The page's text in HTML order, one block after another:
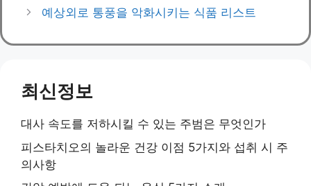
예상외로 통풍을 악화시키는 식품 리스트
최신정보
대사 속도를 저하시킬 수 있는 주범은 무엇인가
피스타치오의 놀라운 건강 이점 5가지와 섭취 시 주
의사항